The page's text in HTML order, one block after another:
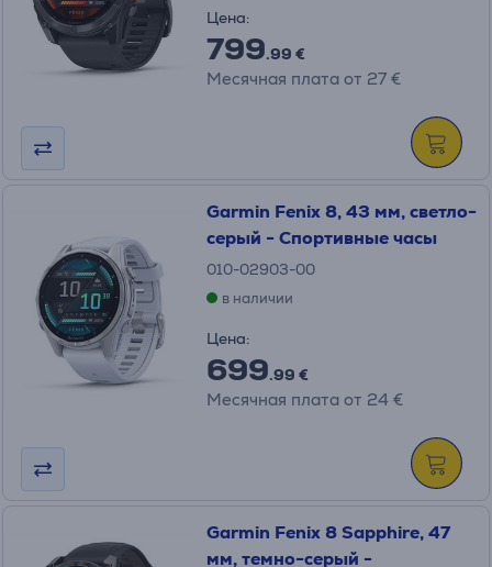
Цена:
799.99 €
Месячная плата от 27 €
Garmin Fenix 8, 43 мм, светло-
серый - Спортивные часы
010-02903-00
в наличии
Цена:
699.99 €
Месячная плата от 24 €
Garmin Fenix 8 Sapphire, 47
мм, темно-серый -